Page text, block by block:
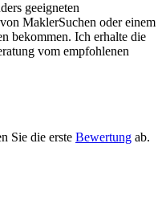
geeigneten
MaklerSuchen oder einem
bekommen. Ich erhalte die
vom empfohlenen
Sie die erste Bewertung ab.